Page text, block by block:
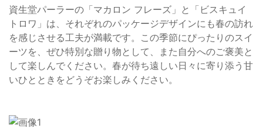
資生堂パーラーの「マカロン フレーズ」と「ビスキュイ
トロワ」は、それぞれのパッケージデザインにも春の訪れ
を感じさせる工夫が満載です。この季節にぴったりのスイ
ーツを、ぜひ特別な贈り物として、また自分へのご褒美と
して楽しんでください。春が待ち遠しい日々に寄り添う甘
いひとときをどうぞお楽しみください。